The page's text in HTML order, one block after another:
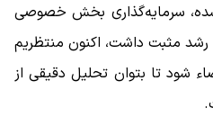
سرمایه‌گذاری بخش خصوصی
مثبت داشت، اکنون منتظریم
دوم سال ۱۴۰۴ احصاء شود تا بتوان تحلیل دقیقی از